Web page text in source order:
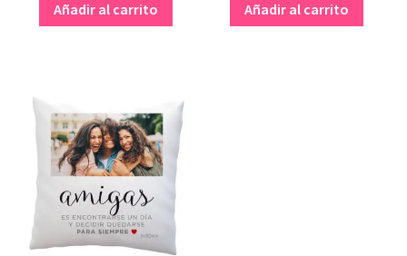
Añadir al carrito Añadir al carrito